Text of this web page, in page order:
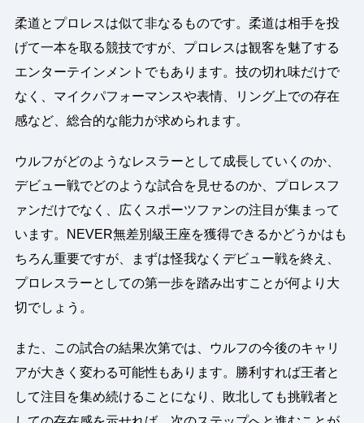
柔道とプロレスは似て非なるものです。柔道は相手を投
げて一本を取る競技ですが、プロレスは観客を魅了する
エンターテインメントでもあります。技の切れ味だけで
なく、マイクパフォーマンスや表情、リング上での存在
感など、総合的な能力が求められます。
ウルフがどのようなレスラーとして成長していくのか、
デビュー戦でどのような試合を見せるのか、プロレスフ
ァンだけでなく、広くスポーツファンの注目が集まって
います。NEVER無差別級王座を獲得できるかどうかはも
ちろん重要ですが、まずは怪我なくデビュー戦を終え、
プロレスラーとしての第一歩を踏み出すことが何より大
切でしょう。
また、この試合の結果次第では、ウルフの今後のキャリ
アが大きく変わる可能性もあります。勝利すれば王者と
して注目を集め続けることになり、敗北しても挑戦者と